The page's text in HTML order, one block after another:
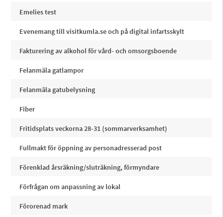
Emelies test
Evenemang till visitkumla.se och på digital infartsskylt
Fakturering av alkohol för vård- och omsorgsboende
Felanmäla gatlampor
Felanmäla gatubelysning
Fiber
Fritidsplats veckorna 28-31 (sommarverksamhet)
Fullmakt för öppning av personadresserad post
Förenklad årsräkning/sluträkning, förmyndare
Förfrågan om anpassning av lokal
Förorenad mark